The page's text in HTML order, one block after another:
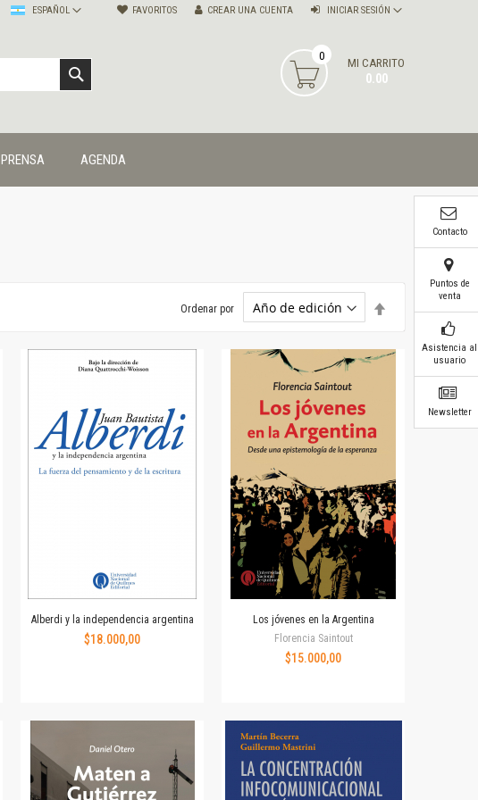
FAVORITOS INICIAR SESIÓN
CREAR UNA CUENTA
ESPAÑOL
MI CARRITO
0.00
0
PRENSA AGENDA
Ordenar por
descendente
Alberdi y la independencia argentina
$18.000,00
Los jóvenes en la Argentina
Florencia Saintout
$15.000,00
Contacto
Puntos de
venta
Asistencia al
usuario
Newsletter